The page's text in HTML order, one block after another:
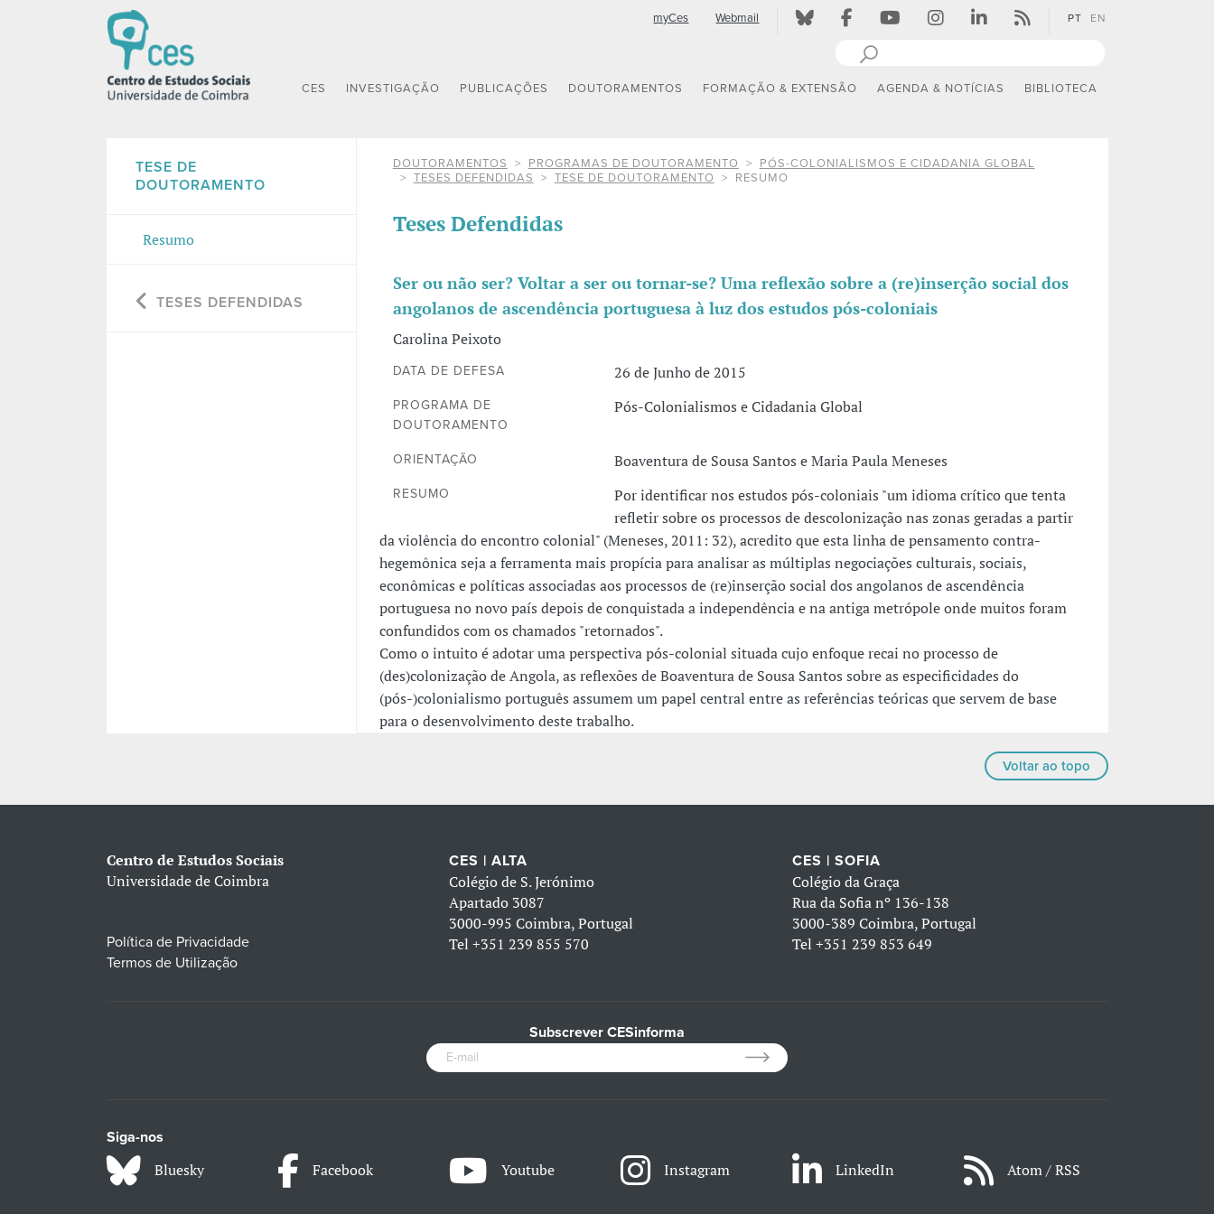
myCes Webmail PT EN
CES INVESTIGAÇÃO PUBLICAÇÕES DOUTORAMENTOS FORMAÇÃO & EXTENSÃO AGENDA & NOTÍCIAS BIBLIOTECA
TESE DE
DOUTORAMENTO
Resumo
TESES DEFENDIDAS
DOUTORAMENTOS PROGRAMAS DE DOUTORAMENTO
PÓS-COLONIALISMOS E CIDADANIA GLOBAL
TESES DEFENDIDAS
TESE DE DOUTORAMENTO RESUMO
Teses Defendidas
Ser ou não ser? Voltar a ser ou tornar-se? Uma reflexão sobre a (re)inserção social dos
angolanos de ascendência portuguesa à luz dos estudos pós-coloniais
Carolina Peixoto
DATA DE DEFESA 26 de Junho de 2015
PROGRAMA DE
DOUTORAMENTO
Pós-Colonialismos e Cidadania Global
ORIENTAÇÃO Boaventura de Sousa Santos e Maria Paula Meneses
RESUMO
Por identificar nos estudos pós-coloniais "um idioma crítico que tenta
refletir sobre os processos de descolonização nas zonas geradas a partir
da violência do encontro colonial" (Meneses, 2011: 32), acredito que esta linha de pensamento contra-
hegemônica seja a ferramenta mais propícia para analisar as múltiplas negociações culturais, sociais,
econômicas e políticas associadas aos processos de (re)inserção social dos angolanos de ascendência
portuguesa no novo país depois de conquistada a independência e na antiga metrópole onde muitos foram
confundidos com os chamados "retornados".
Como o intuito é adotar uma perspectiva pós-colonial situada cujo enfoque recai no processo de
(des)colonização de Angola, as reflexões de Boaventura de Sousa Santos sobre as especificidades do
(pós-)colonialismo português assumem um papel central entre as referências teóricas que servem de base
para o desenvolvimento deste trabalho.
Voltar ao topo
Centro de Estudos Sociais
Universidade de Coimbra
Política de Privacidade
Termos de Utilização
CES | ALTA
Colégio de S. Jerónimo
Apartado 3087
3000-995 Coimbra, Portugal
Tel+351 239 855 570
CES | SOFIA
Colégio da Graça
Rua da Sofia nº 136-138
3000-389 Coimbra, Portugal
Tel +351 239 853 649
Subscrever CESinforma
Siga-nos
Bluesky Facebook Youtube Instagram LinkedIn Atom / RSS